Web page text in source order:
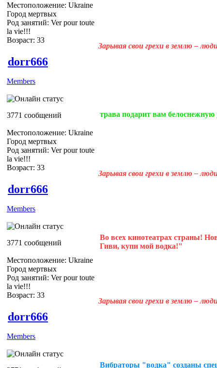
Местоположение: Ukraine
Город мертвых
Род занятий: Ver pour toute
la vie!!!
Возраст: 33
Зарывая свои грехи в землю –
dorr666
Members
3771 сообщений
Местоположение: Ukraine
Город мертвых
Род занятий: Ver pour toute
la vie!!!
Возраст: 33
трава подарит вам
Зарывая свои грехи в землю –
dorr666
Members
3771 сообщений
Местоположение: Ukraine
Город мертвых
Род занятий: Ver pour toute
la vie!!!
Возраст: 33
Во всех кинотеатрах страны!
Гиви, купи мой водка!"
Зарывая свои грехи в землю –
dorr666
Members
Вибраторы "водка" созданы